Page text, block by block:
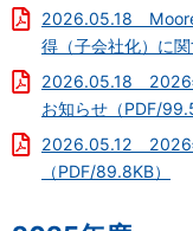
決算説明資料
公表資料
有価証券報告書・半期
事業報告書・中間報告書
コーポレートガバナン
電子公告
2026.05.18
得（子会社化）に
2026.05.18 2026
お知らせ（PDF/
2026.05.12 2026
（PDF/89.8KB）